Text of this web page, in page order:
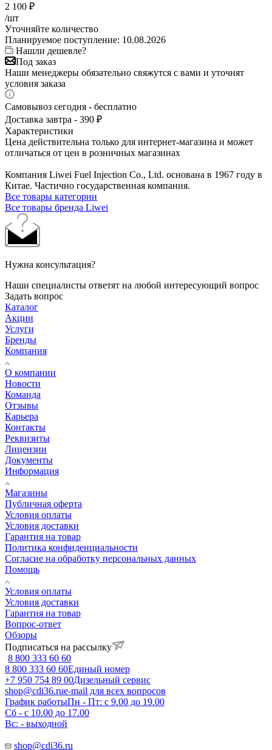
2 100 ₽
/шт
Уточняйте количество
Планируемое поступление: 10.08.2026
Нашли дешевле?
Под заказ
Наши менеджеры обязательно свяжутся с вами и уточнят
условия заказа
Самовывоз сегодня - бесплатно
Доставка завтра - 390 ₽
Характеристики
Цена действительна только для интернет-магазина и может
отличаться от цен в розничных магазинах
Компания Liwei Fuel Injection Co., Ltd. основана в 1967 году в
Китае. Частично государственная компания.
Все товары категории
Все товары бренда Liwei
Нужна консультация?
Наши специалисты ответят на любой интересующий вопрос
Задать вопрос
Каталог
Акции
Услуги
Бренды
Компания
О компании
Новости
Команда
Отзывы
Карьера
Контакты
Реквизиты
Лицензии
Документы
Информация
Магазины
Публичная оферта
Условия оплаты
Условия доставки
Гарантия на товар
Политика конфиденциальности
Согласие на обработку персональных данных
Помощь
Условия оплаты
Условия доставки
Гарантия на товар
Вопрос-ответ
Обзоры
Подписаться на рассылку
8 800 333 60 60
8 800 333 60 60Единый номер
+7 950 754 89 00Дизельный сервис
shop@cdi36.rue-mail для всех вопросов
График работыПн - Пт: с 9.00 до 19.00
Сб - с 10.00 до 17.00
Вс: - выходной
shop@cdi36.ru